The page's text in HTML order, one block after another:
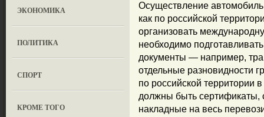
ЭКОНОМИКА
ПОЛИТИКА
СПОРТ
КРОМЕ ТОГО
Осуществление
как по российской
организовать
необходимо
документы — например,
отдельные разновидности
по российской территории
должны быть сертификаты,
накладные на весь